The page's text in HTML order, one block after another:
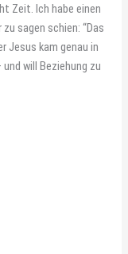
Zeit. Ich habe einen
sagen schien: “Das
Jesus kam genau in
will Beziehung zu